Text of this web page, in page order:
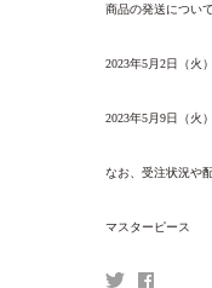
商品の発送につい
2023年5月2日（火
2023年5月9日（火
なお、受注状況や
マスターピース